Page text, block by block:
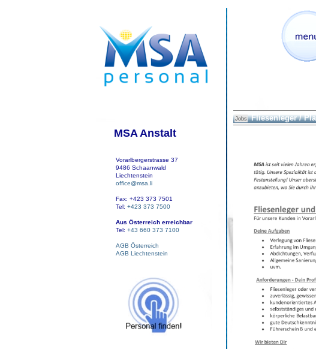
MSA Anstalt
Vorarlbergerstrasse 37
9486 Schaanwald
Liechtenstein
office@msa.li
Fax: +423 373 7501
Tel: +423 373 7500
Aus Österreich erreichbar
Tel: +43 660 373 7100
AGB Österreich
AGB Liechtenstein
Jobs Fliesenleger /